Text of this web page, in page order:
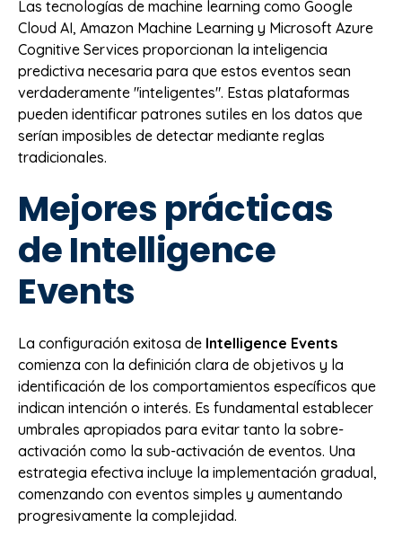
Las tecnologías de machine learning como Google
Cloud AI, Amazon Machine Learning y Microsoft Azure
Cognitive Services proporcionan la inteligencia
predictiva necesaria para que estos eventos sean
verdaderamente "inteligentes". Estas plataformas
pueden identificar patrones sutiles en los datos que
serían imposibles de detectar mediante reglas
tradicionales.
Mejores prácticas
de Intelligence
Events
La configuración exitosa de Intelligence Events
comienza con la definición clara de objetivos y la
identificación de los comportamientos específicos que
indican intención o interés. Es fundamental establecer
umbrales apropiados para evitar tanto la sobre-
activación como la sub-activación de eventos. Una
estrategia efectiva incluye la implementación gradual,
comenzando con eventos simples y aumentando
progresivamente la complejidad.